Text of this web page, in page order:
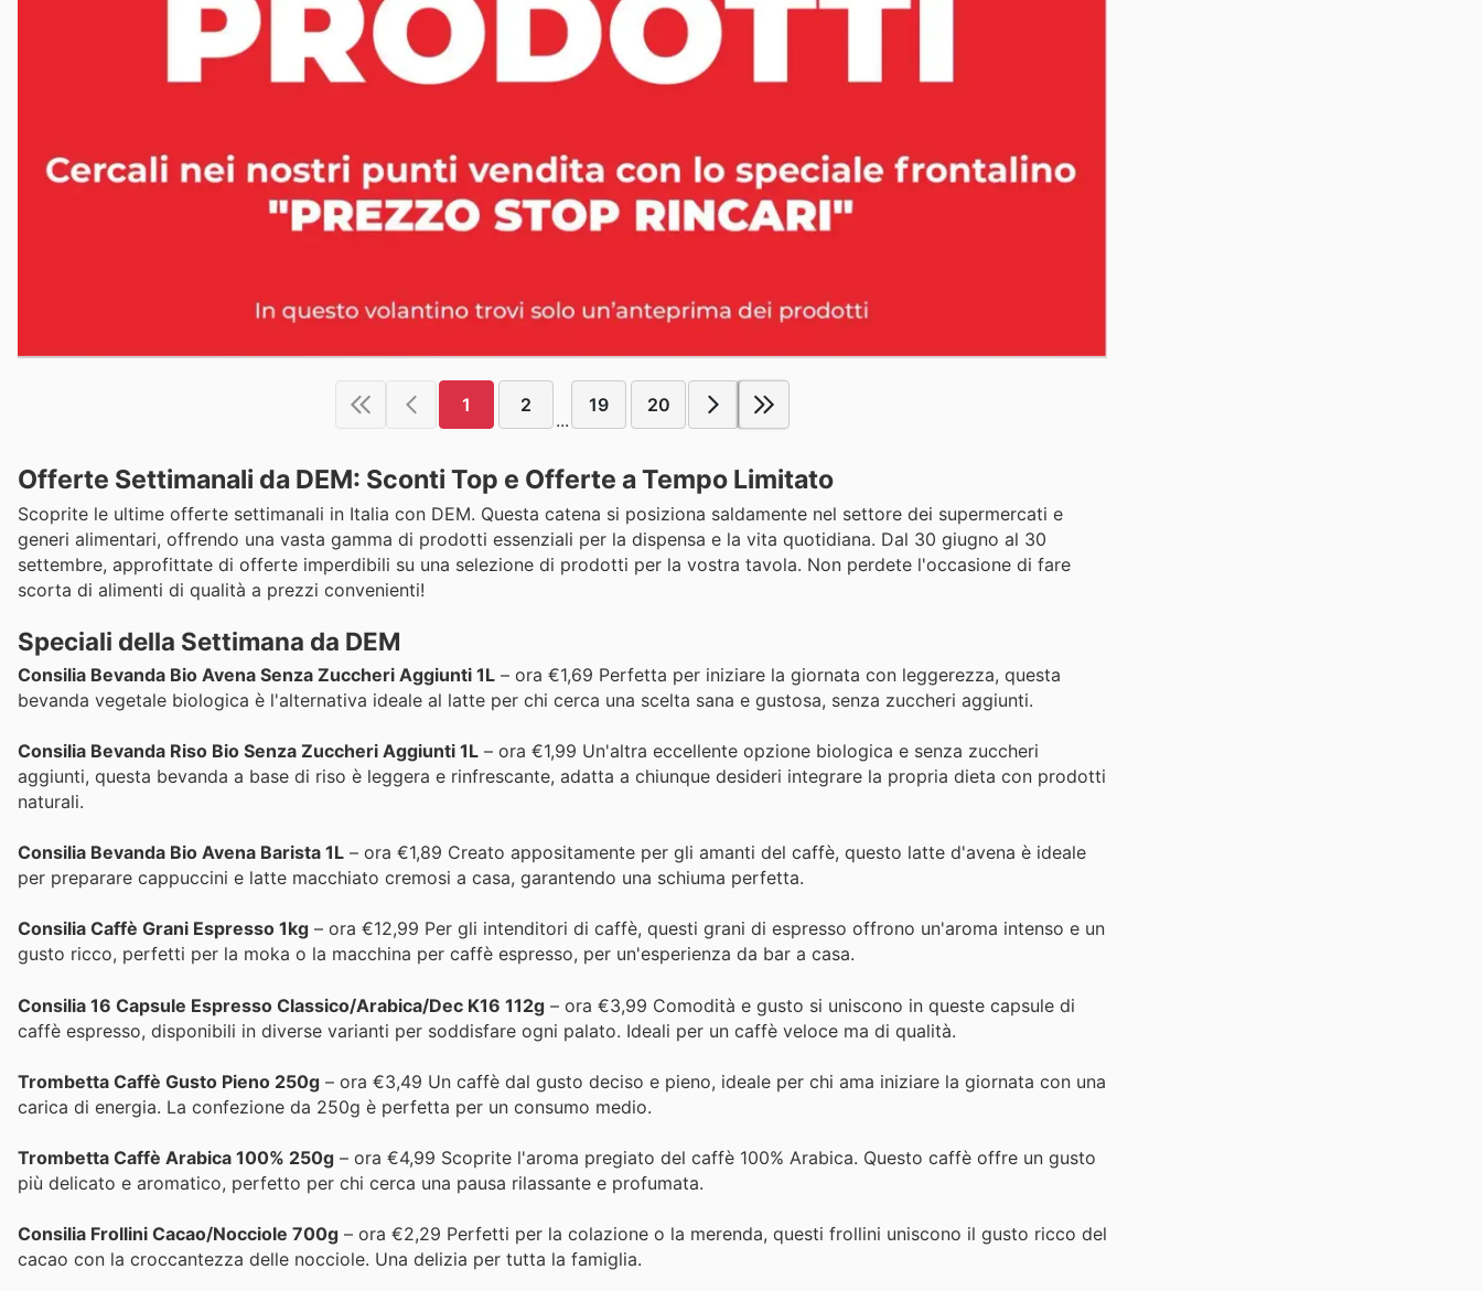
1 2
...
19 20
Offerte Settimanali da DEM: Sconti Top e Offerte a Tempo Limitato
Scoprite le ultime offerte settimanali in Italia con DEM. Questa catena si posiziona saldamente nel settore dei supermercati e
generi alimentari, offrendo una vasta gamma di prodotti essenziali per la dispensa e la vita quotidiana. Dal 30 giugno al 30
settembre, approfittate di offerte imperdibili su una selezione di prodotti per la vostra tavola. Non perdete l'occasione di fare
scorta di alimenti di qualità a prezzi convenienti!
Speciali della Settimana da DEM
Consilia Bevanda Bio Avena Senza Zuccheri Aggiunti 1L – ora €1,69 Perfetta per iniziare la giornata con leggerezza, questa
bevanda vegetale biologica è l'alternativa ideale al latte per chi cerca una scelta sana e gustosa, senza zuccheri aggiunti.
Consilia Bevanda Riso Bio Senza Zuccheri Aggiunti 1L – ora €1,99 Un'altra eccellente opzione biologica e senza zuccheri
aggiunti, questa bevanda a base di riso è leggera e rinfrescante, adatta a chiunque desideri integrare la propria dieta con prodotti
naturali.
Consilia Bevanda Bio Avena Barista 1L – ora €1,89 Creato appositamente per gli amanti del caffè, questo latte d'avena è ideale
per preparare cappuccini e latte macchiato cremosi a casa, garantendo una schiuma perfetta.
Consilia Caffè Grani Espresso 1kg – ora €12,99 Per gli intenditori di caffè, questi grani di espresso offrono un'aroma intenso e un
gusto ricco, perfetti per la moka o la macchina per caffè espresso, per un'esperienza da bar a casa.
Consilia 16 Capsule Espresso Classico/Arabica/Dec K16 112g – ora €3,99 Comodità e gusto si uniscono in queste capsule di
caffè espresso, disponibili in diverse varianti per soddisfare ogni palato. Ideali per un caffè veloce ma di qualità.
Trombetta Caffè Gusto Pieno 250g – ora €3,49 Un caffè dal gusto deciso e pieno, ideale per chi ama iniziare la giornata con una
carica di energia. La confezione da 250g è perfetta per un consumo medio.
Trombetta Caffè Arabica 100% 250g – ora €4,99 Scoprite l'aroma pregiato del caffè 100% Arabica. Questo caffè offre un gusto
più delicato e aromatico, perfetto per chi cerca una pausa rilassante e profumata.
Consilia Frollini Cacao/Nocciole 700g – ora €2,29 Perfetti per la colazione o la merenda, questi frollini uniscono il gusto ricco del
cacao con la croccantezza delle nocciole. Una delizia per tutta la famiglia.